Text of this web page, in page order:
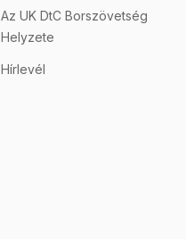
Az UK DtC Borszövetség
Helyzete
Hírlevél